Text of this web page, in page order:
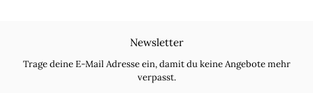
Newsletter
Trage deine E-Mail Adresse ein, damit du keine Angebote mehr
verpasst.